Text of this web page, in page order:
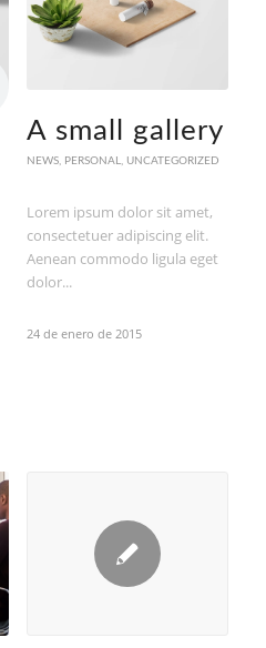
A small gallery
NEWS, PERSONAL UNCATEGORIZED
Lorem ipsum dolor sit amet,
consectetuer adipiscing elit.
Aenean commodo ligula eget
dolor...
24 de enero de 2015